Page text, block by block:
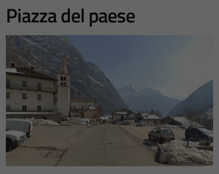
Piazza del paese